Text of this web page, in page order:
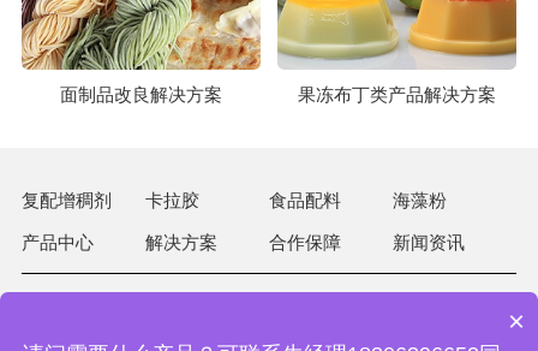
面制品改良解决方案 果冻布丁类产品解决方案
复配增稠剂 卡拉胶 食品配料 海藻粉
产品中心 解决方案 合作保障 新闻资讯
×